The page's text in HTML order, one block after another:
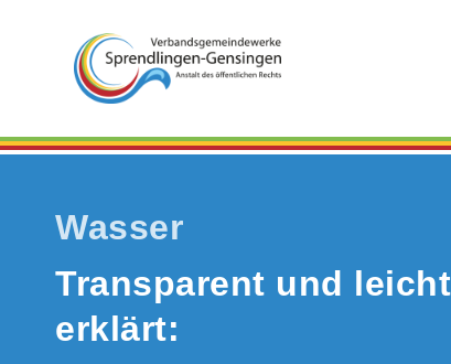
Wasser
Transparent und leicht
erklärt: